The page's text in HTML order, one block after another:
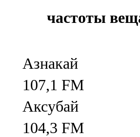
частоты
Азнакай
107,1 FM
Аксубай
104,3 FM